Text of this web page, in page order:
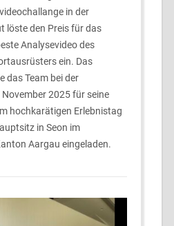
in der
löste den Preis für das
Analysevideo des
ein. Das
das Team bei der
2025 für seine
hochkarätigen Erlebnistag
in Seon im
Aargau eingeladen.